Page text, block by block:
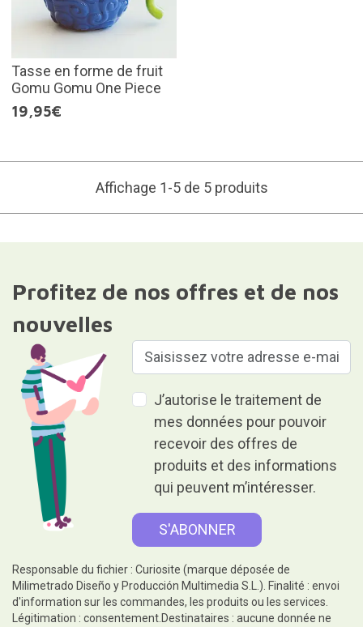
Tasse en forme de fruit
Gomu Gomu One Piece
19,95€
Affichage 1-5 de 5 produits
Profitez de nos offres et de nos
nouvelles
J’autorise le traitement de
mes données pour pouvoir
recevoir des offres de
produits et des informations
qui peuvent m’intéresser.
Responsable du fichier : Curiosite (marque déposée de
Milimetrado Diseño y Producción Multimedia S.L.). Finalité : envoi
d'information sur les commandes, les produits ou les services.
Légitimation : consentement.Destinataires : aucune donnée ne